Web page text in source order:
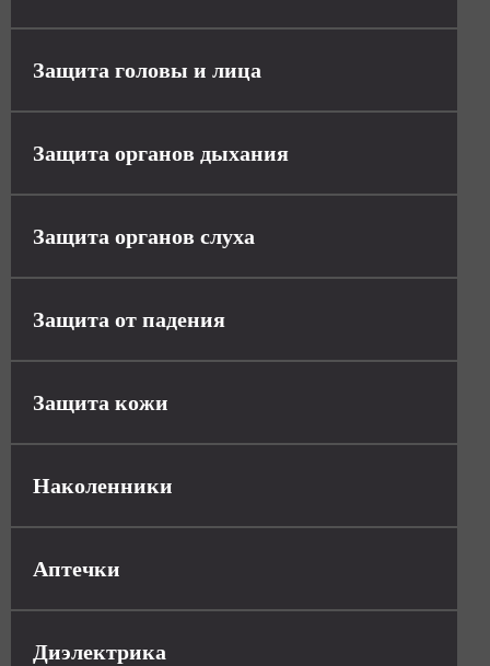
Защита головы и лица
Защита органов дыхания
Защита органов слуха
Защита от падения
Защита кожи
Наколенники
Аптечки
Диэлектрика